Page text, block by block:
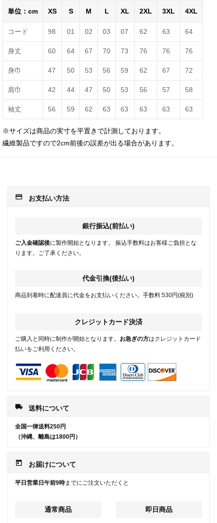
単位：cm XS S M L XL 2XL 3XL 4XL
コード 98 01 02 03 07 62 63 64
身丈 60 64 67 70 73 76 76 76
身巾 47 50 53 56 59 62 67 72
肩巾 42 44 47 50 53 56 57 58
袖丈 56 59 62 63 63 63 63 63
※サイズは商品の実寸を平置きで計測しております。
繊維製品ですので2cm前後の誤差が出る場合があります。
payment お支払い方法
銀行振込(前払い)
ご入金確認後に製作開始となります。 振込手数料はお客様ご負担とな
ります。ご了承ください。
代金引換(後払い)
商品到着時に配達員に代金をお支払いください。手数料:530円(税別)
クレジットカード決済
ご購入と同時に制作が開始となります。 お急ぎの方はクレジットカード
払いをご利用ください。
local_shipping 送料について
全国一律送料250円
（沖縄、離島は1800円）
today お届けについて
平日営業日午前9時までにご注文いただくと
通常商品 即日商品